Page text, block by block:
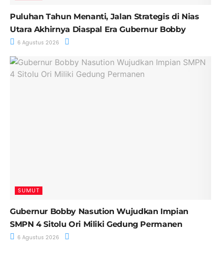
Puluhan Tahun Menanti, Jalan Strategis di Nias
Utara Akhirnya Diaspal Era Gubernur Bobby
6 Agustus 2026
SUMUT
Gubernur Bobby Nasution Wujudkan Impian
SMPN 4 Sitolu Ori Miliki Gedung Permanen
6 Agustus 2026